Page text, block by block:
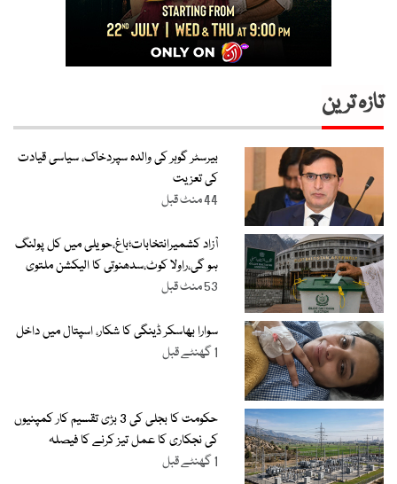
تازہ ترین
بیرسٹر گوہر کی والدہ سپردخاک، سیاسی قیادت
کی تعزیت
44 منٹ قبل
آزاد کشمیرانتخابات؛باغ،حویلی میں کل پولنگ
ہو گی،راولا کوٹ،سدھنوتی کا الیکشن ملتوی
53 منٹ قبل
سوارا بھاسکر ڈینگی کا شکار، اسپتال میں داخل
1 گھنٹے قبل
حکومت کا بجلی کی 3 بڑی تقسیم کار کمپنیوں
کی نجکاری کا عمل تیز کرنے کا فیصلہ
1 گھنٹے قبل